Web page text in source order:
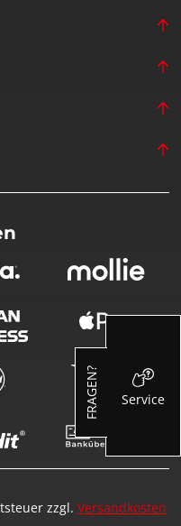
zzgl. Versandkosten
FRAGEN? Service